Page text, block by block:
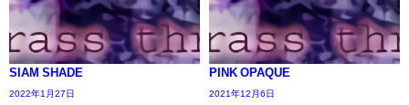
SIAM SHADE
2022年1月27日
PINK OPAQUE
2021年12月6日